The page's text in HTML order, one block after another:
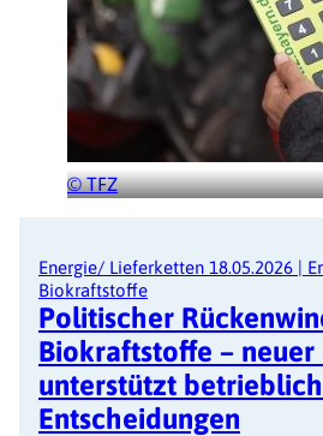
© TFZ
Energie/ Lieferketten 18.05.2026 |
Biokraftstoffe
Politischer
Biokraftstoffe – neuer
unterstützt
Entscheidungen